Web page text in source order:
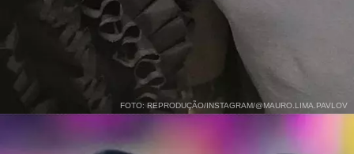
FOTO: REPRODUÇÃO/INSTAGRAM/@MAURO.LIMA.PAVLOV